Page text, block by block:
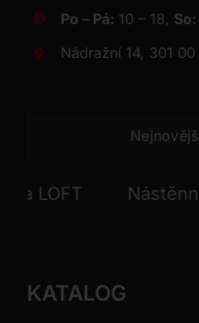
Po – Pá: 10 – 18, So:
Nádražní 14, 301 00
Nástěnný
KATALOG